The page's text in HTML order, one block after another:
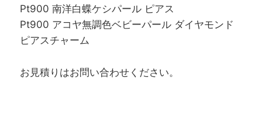
Pt900 南洋白蝶ケシパール ピアス
Pt900 アコヤ無調色ベビーパール ダイヤモンド
ピアスチャーム
お見積りはお問い合わせください。